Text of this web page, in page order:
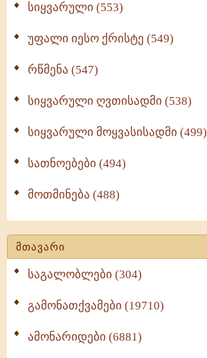
სიყვარული (553)
უფალი იესო ქრისტე (549)
რწმენა (547)
სიყვარული ღვთისადმი (538)
სიყვარული მოყვასისადმი (499)
სათნოებები (494)
მოთმინება (488)
მთავარი
საგალობლები (304)
გამონათქვამები (19710)
ამონარიდები (6881)